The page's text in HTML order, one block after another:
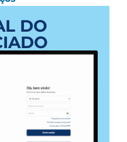
DO